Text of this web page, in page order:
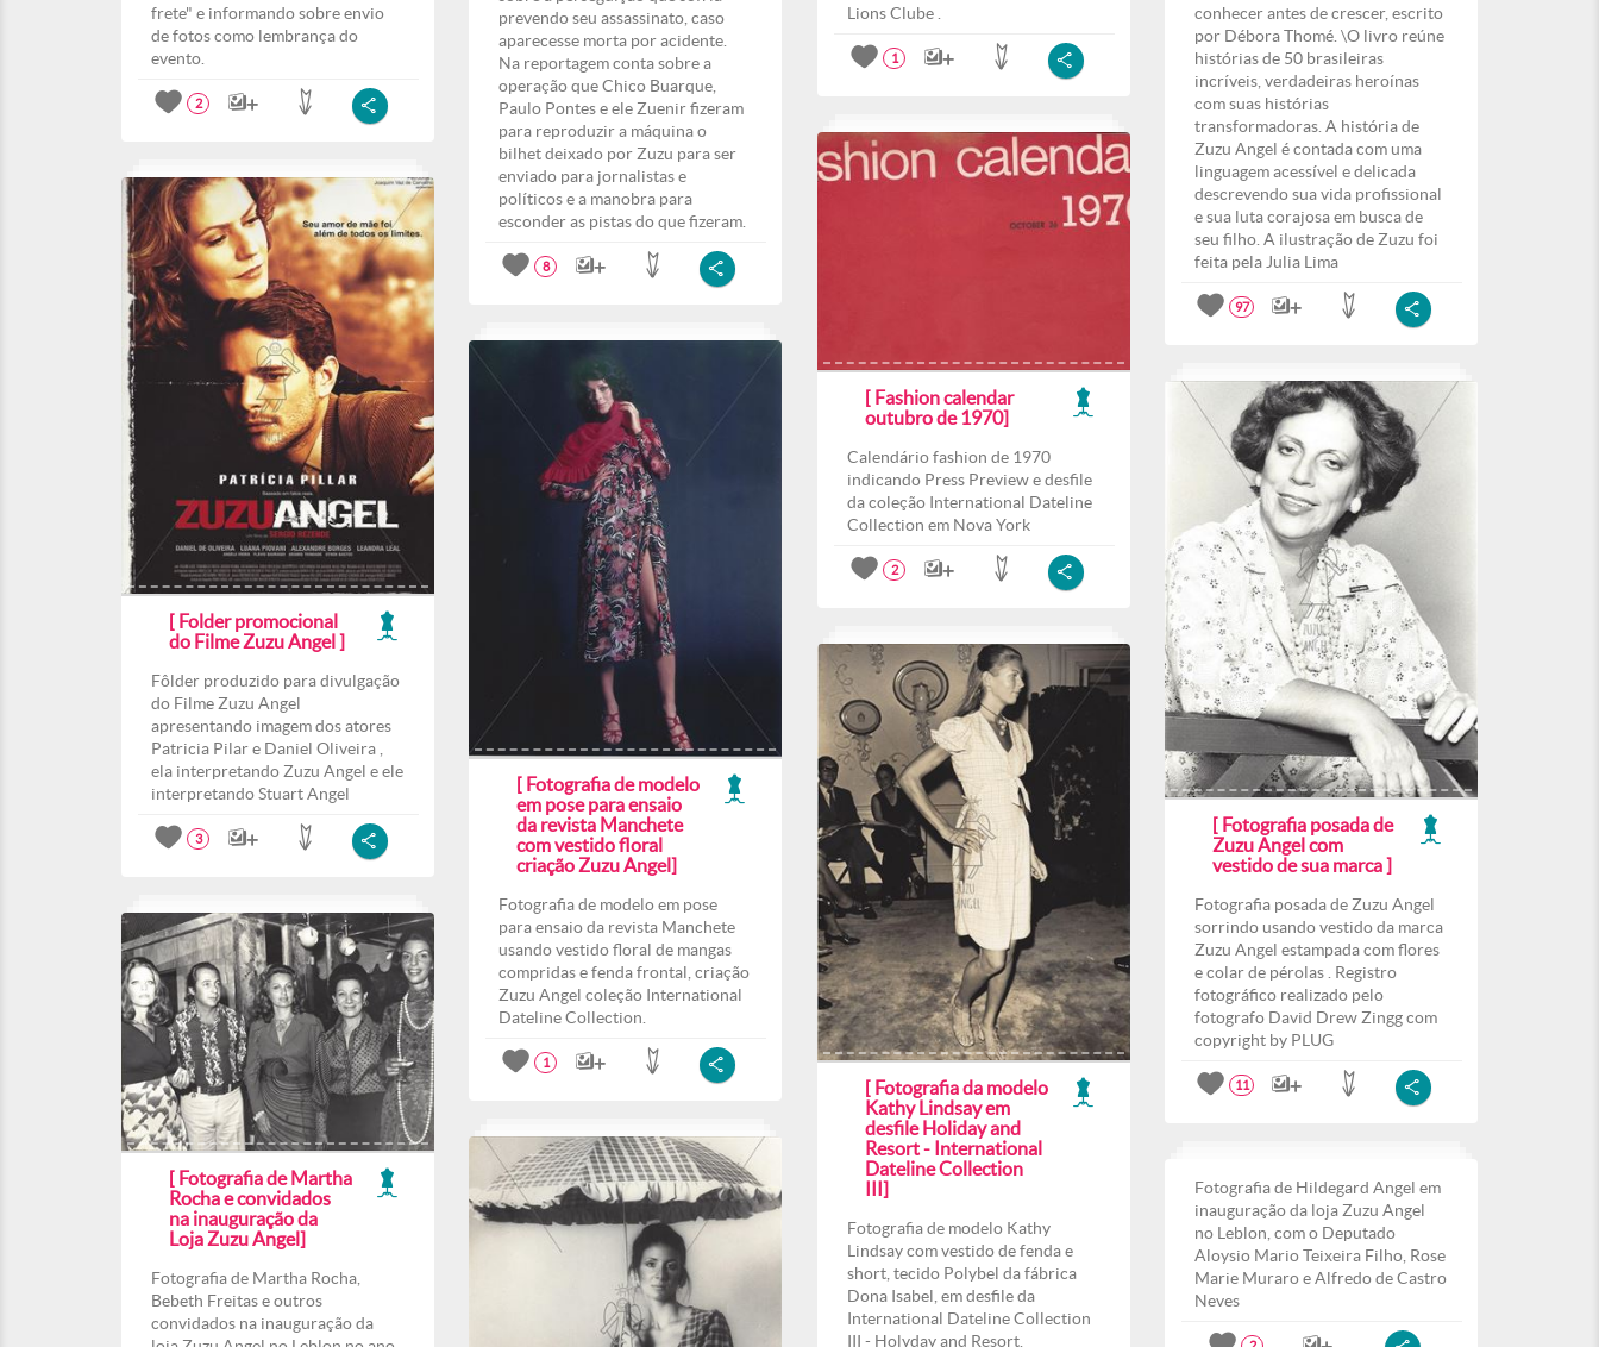
prevendo seu assassinato, caso
aparecesse morta por acidente.
Na reportagem conta sobre a
operação que Chico Buarque,
Paulo Pontes e ele Zuenir fizeram
para reproduzir a máquina o
bilhet deixado por Zuzu para ser
enviado para jornalistas e
políticos e a manobra para
esconder as pistas do que fizeram.
8
frete" e informando sobre envio
de fotos como lembrança do
evento.
2
Lions Clube .
1
conhecer antes de crescer, escrito
por Débora Thomé. \O livro reúne
histórias de 50 brasileiras
incríveis, verdadeiras heroínas
com suas histórias
transformadoras. A história de
Zuzu Angel é contada com uma
linguagem acessível e delicada
descrevendo sua vida profissional
e sua luta corajosa em busca de
seu filho. A ilustração de Zuzu foi
feita pela Julia Lima
97
[ Fashion calendar
outubro de 1970]
Calendário fashion de 1970
indicando Press Preview e desfile
da coleção International Dateline
Collection em Nova York
2
[ Folder promocional
do Filme Zuzu Angel ]
Fôlder produzido para divulgação
do Filme Zuzu Angel
apresentando imagem dos atores
Patricia Pilar e Daniel Oliveira ,
ela interpretando Zuzu Angel e ele
interpretando Stuart Angel
3
[ Fotografia de modelo
em pose para ensaio
da revista Manchete
com vestido floral
criação Zuzu Angel]
Fotografia de modelo em pose
para ensaio da revista Manchete
usando vestido floral de mangas
compridas e fenda frontal, criação
Zuzu Angel coleção International
Dateline Collection.
1
[ Fotografia posada de
Zuzu Angel com
vestido de sua marca ]
Fotografia posada de Zuzu Angel
sorrindo usando vestido da marca
Zuzu Angel estampada com flores
e colar de pérolas . Registro
fotográfico realizado pelo
fotografo David Drew Zingg com
copyright by PLUG
11
[ Fotografia da modelo
Kathy Lindsay em
desfile Holiday and
Resort - International
Dateline Collection
III]
Fotografia de modelo Kathy
Lindsay com vestido de fenda e
short, tecido Polybel da fábrica
Dona Isabel, em desfile da
International Dateline Collection
III - Holyday and Resort.
[ Fotografia de Martha
Rocha e convidados
na inauguração da
Loja Zuzu Angel]
Fotografia de Martha Rocha,
Bebeth Freitas e outros
convidados na inauguração da
Fotografia de Hildegard Angel em
inauguração da loja Zuzu Angel
no Leblon, com o Deputado
Aloysio Mario Teixeira Filho, Rose
Marie Muraro e Alfredo de Castro
Neves